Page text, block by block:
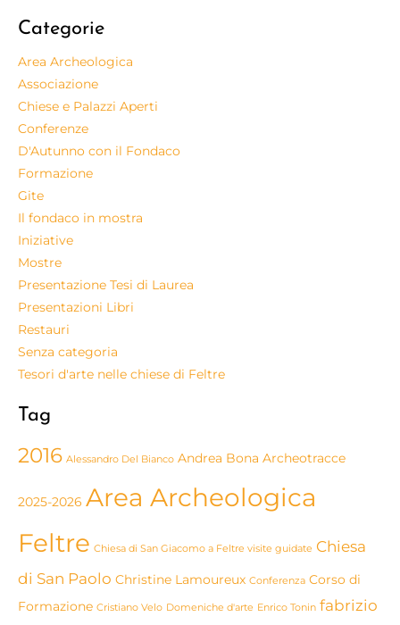
Categorie
Area Archeologica
Associazione
Chiese e Palazzi Aperti
Conferenze
D'Autunno con il Fondaco
Formazione
Gite
Il fondaco in mostra
Iniziative
Mostre
Presentazione Tesi di Laurea
Presentazioni Libri
Restauri
Senza categoria
Tesori d'arte nelle chiese di Feltre
Tag
2016 Alessandro Del Bianco Andrea Bona Archeotracce
2025-2026 Area Archeologica
Feltre Chiesa di San Giacomo a Feltre visite guidate Chiesa
di San Paolo Christine Lamoureux Conferenza Corso di
Formazione Cristiano Velo Domeniche d'arte Enrico Tonin fabrizio